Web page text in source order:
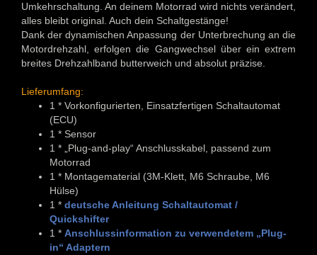
Umkehrschaltung. An deinem Motorrad wird nichts verändert,
alles bleibt original. Auch dein Schaltgestänge!
Dank der dynamischen Anpassung der Unterbrechung an die
Motordrehzahl, erfolgen die Gangwechsel über ein extrem
breites Drehzahlband butterweich und absolut präzise.
Lieferumfang:
1 * Vorkonfigurierten, Einsatzfertigen Schaltautomat
(ECU)
1 * Sensor
1 * „Plug-and-play“ Anschlusskabel, passend zum
Motorrad
1 * Montagematerial (3M-Klett, M6 Schraube, M6
Hülse)
1 * deutsche Anleitung Schaltautomat /
Quickshifter
1 * Anschlussinformation zu verwendetem „Plug-
in“ Adaptern